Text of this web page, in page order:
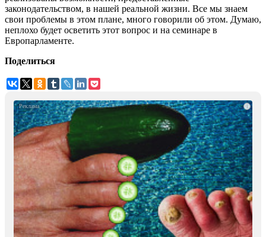
законодательством, в нашей реальной жизни. Все мы знаем
свои проблемы в этом плане, много говорили об этом. Думаю,
неплохо будет осветить этот вопрос и на семинаре в
Европарламенте.
Поделиться
i